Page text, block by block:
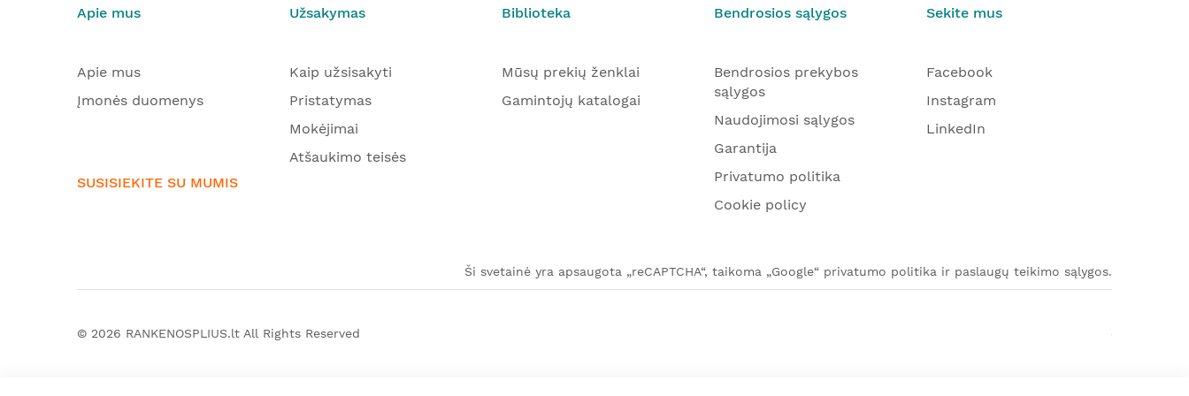
Apie mus
Apie mus
Įmonės duomenys
SUSISIEKITE SU MUMIS
Užsakymas
Kaip užsisakyti
Pristatymas
Mokėjimai
Atšaukimo teisės
Biblioteka
Mūsų prekių ženklai
Gamintojų katalogai
Bendrosios sąlygos
Bendrosios prekybos
sąlygos
Naudojimosi sąlygos
Garantija
Privatumo politika
Cookie policy
Sekite mus
Facebook
Instagram
LinkedIn
Ši svetainė yra apsaugota „reCAPTCHA“, taikoma „Google“ privatumo politika ir paslaugų teikimo sąlygos.
© 2026 RANKENOSPLIUS.lt All Rights Reserved